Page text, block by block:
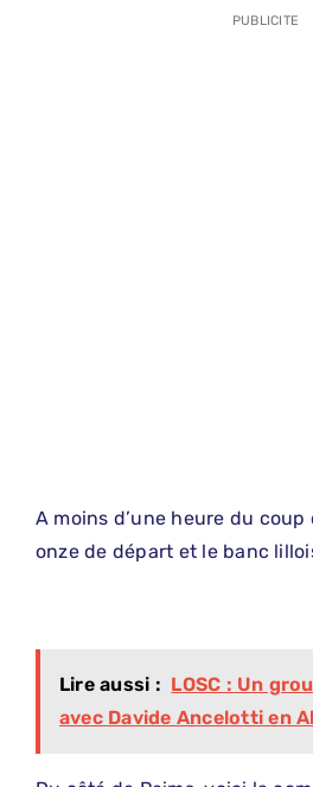
PUBLICITE
A moins d’une heure du coup
onze de départ et le banc
Lire aussi : LOSC : Un
avec Davide Ancelotti en